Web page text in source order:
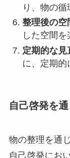
り、物の循
整理後の空
した空間を
定期的な見
に、定期的
自己啓発を
物の整理を通
自己啓発にお